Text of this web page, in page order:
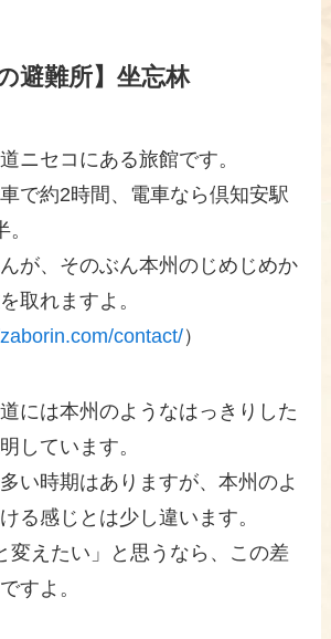
避難所】坐忘林
ニセコにある旅館です。
で約2時間、電車なら倶知安駅
が、そのぶん本州のじめじめか
取れますよ。
contact/）
には本州のようなはっきりした
しています。
い時期はありますが、本州のよ
る感じとは少し違います。
変えたい」と思うなら、この差
すよ。